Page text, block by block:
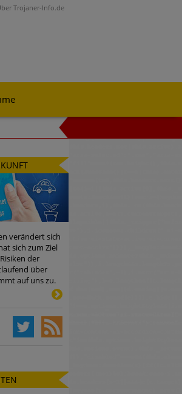
Trojaner-Info.de
und
jetzt für
nicht
verändert sich
sich zum Ziel
der
über
auf uns zu.